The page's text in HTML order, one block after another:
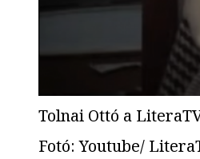
Tolnai Ottó a
Fotó:Youtube/